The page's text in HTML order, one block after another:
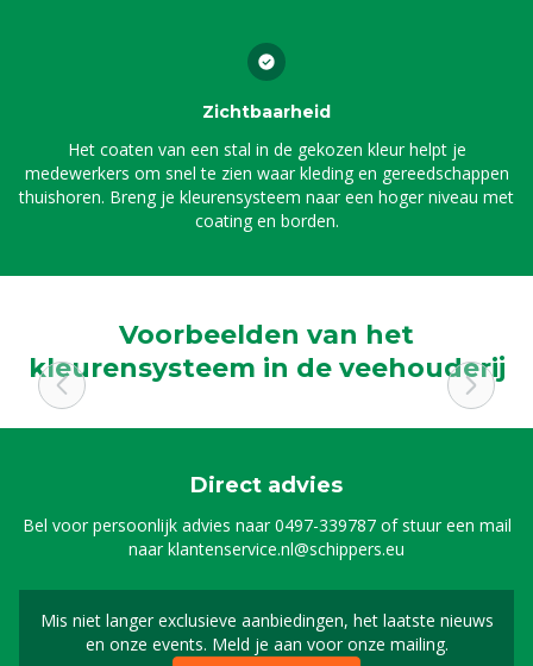
Zichtbaarheid
Het coaten van een stal in de gekozen kleur helpt je
medewerkers om snel te zien waar kleding en gereedschappen
thuishoren. Breng je kleurensysteem naar een hoger niveau met
coating en borden.
Voorbeelden van het
kleurensysteem in de veehouderij
Direct advies
Bel voor persoonlijk advies naar0497-339787of stuur een mail
naarklantenservice.nl@schippers.eu
Mis niet langer exclusieve aanbiedingen, het laatste nieuws
en onze events. Meld je aan voor onze mailing.
Schrijf je in voor onze